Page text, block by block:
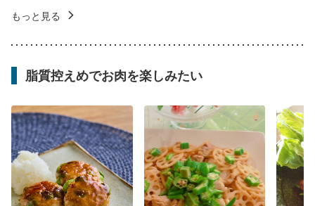
もっと見る
脂質控えめでお肉を楽しみたい